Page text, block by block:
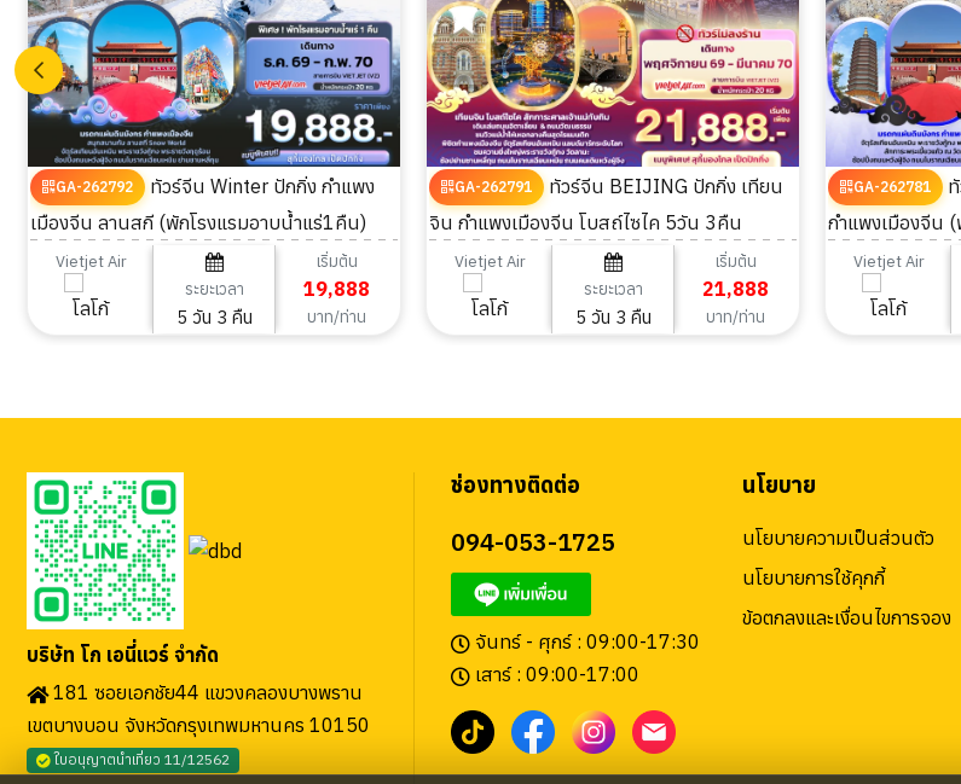
GA-262792
ทัวร์จีน Winter ปักกิ่ง กำแพง
เมืองจีน ลานสกี (พักโรงแรมอาบน้ำแร่1คืน)
5วัน 3คืน
Vietjet Air
ระยะเวลา
5 วัน 3 คืน
เริ่มต้น
19,888
บาท/ท่าน
GA-262791
ทัวร์จีน BEIJING ปักกิ่ง เทียน
จิน กำแพงเมืองจีน โบสถ์ไซไค 5วัน 3คืน
Vietjet Air
ระยะเวลา
5 วัน 3 คืน
เริ่มต้น
21,888
บาท/ท่าน
GA-262781
ทัวร์จีน ปักกิ่ง Great Wall
กำแพงเมืองจีน
5วัน 3คืน
Vietjet Air
บริษัท โก เอนี่แวร์ จำกัด
181 ซอยเอกชัย44 แขวงคลองบางพราน
เขตบางบอน จังหวัดกรุงเทพมหานคร 10150
ใบอนุญาตนำเที่ยว 11/12562
ช่องทางติดต่อ
094-053-1725
จันทร์ - ศุกร์ : 09:00-17:30
เสาร์ : 09:00-17:00
นโยบาย
นโยบายความเป็นส่วนตัว
นโยบายการใช้คุกกี้
ข้อตกลงและเงื่อนไขการจอง